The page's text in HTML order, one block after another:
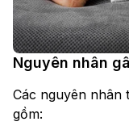
Nguyên nhân
Các nguyên nhân
gồm: